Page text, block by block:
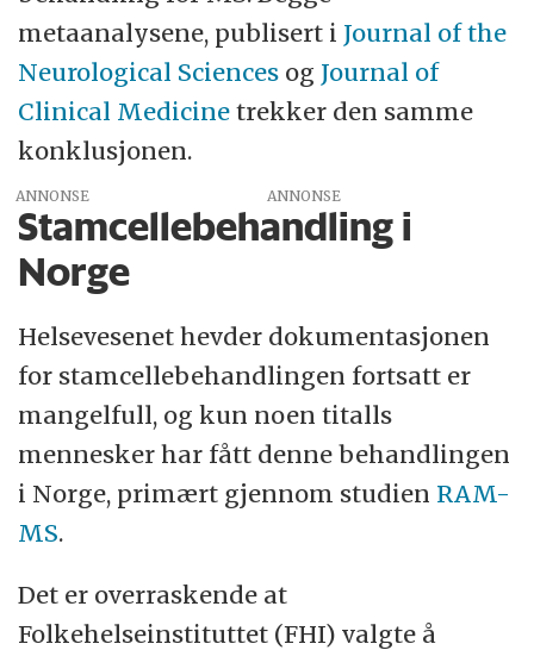
metaanalysene, publisert i Journal of the
Neurological Sciences og Journal of
Clinical Medicine trekker den samme
konklusjonen.
ANNONSE
Stamcellebehandling i
Norge
Helsevesenet hevder dokumentasjonen
for stamcellebehandlingen fortsatt er
mangelfull, og kun noen titalls
mennesker har fått denne behandlingen
i Norge, primært gjennom studien RAM-
MS.
Det er overraskende at
Folkehelseinstituttet (FHI) valgte å